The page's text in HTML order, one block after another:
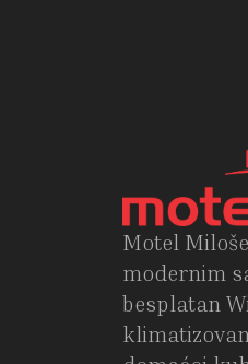
Motel
modernim
besplatan